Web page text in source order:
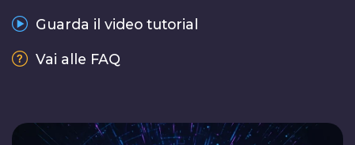
Guarda il video tutorial
Vai alle FAQ